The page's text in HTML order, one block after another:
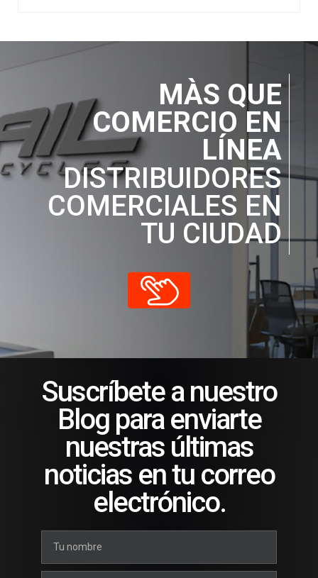
MÀS QUE
COMERCIO EN
LÍNEA
DISTRIBUIDORES
COMERCIALES EN
TU CIUDAD
Suscríbete a nuestro
Blog para enviarte
nuestras últimas
noticias en tu correo
electrónico.